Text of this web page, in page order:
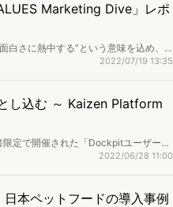
Marketing Dive」レポ
さに熱中する”という意味を込め、
ミナーの全体テーマは「Update Your
ベルを一段上げる Dockpit活用法」と
2022/07/19 13:35
し込む ～ Kaizen Platform
定で開催された「Dockpitユーザー
おけるDockpitの活用推進施策につい
2022/06/28 11:00
本ペットフードの導入事例